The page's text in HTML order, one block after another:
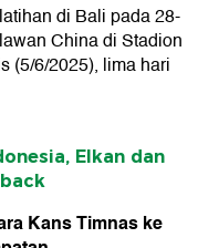
di Bali pada 28-
China di Stadion
(5/6/2025), lima hari
Elkan dan
Kans Timnas ke